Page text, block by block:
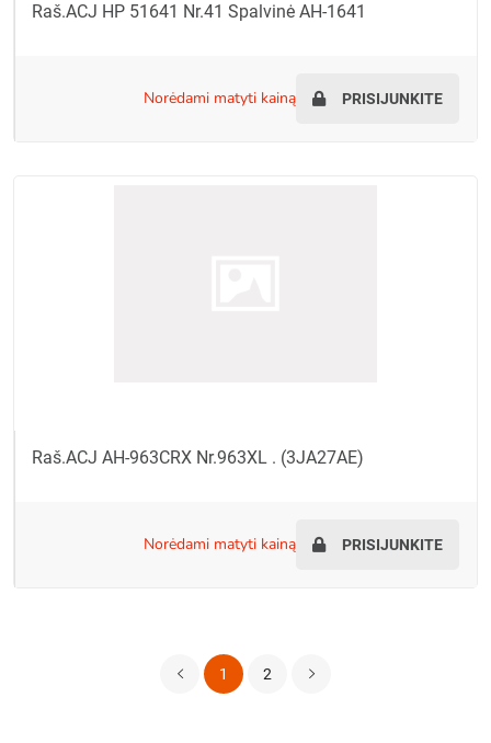
Raš.ACJ HP 51641 Nr.41 Spalvinė AH-1641
norėdami matyti kainą PRISIJUNKITE
Raš.ACJ AH-963CRX Nr.963XL . (3JA27AE)
norėdami matyti kainą PRISIJUNKITE
1 2